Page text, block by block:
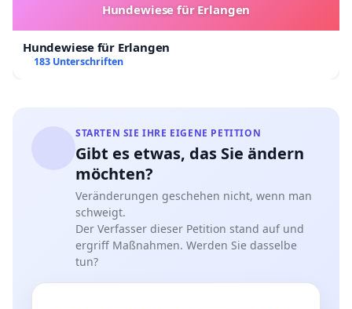
Hundewiese für Erlangen
Hundewiese für Erlangen
183 Unterschriften
STARTEN SIE IHRE EIGENE PETITION
Gibt es etwas, das Sie ändern
möchten?
Veränderungen geschehen nicht, wenn man
schweigt.
Der Verfasser dieser Petition stand auf und
ergriff Maßnahmen. Werden Sie dasselbe
tun?